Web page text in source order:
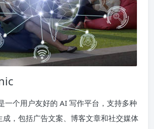
一个用户友好的 AI 写作平台，支持多种
成，包括广告文案、博客文章和社交媒体